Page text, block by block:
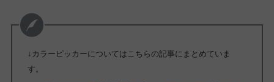
↓カラーピッカーについてはこちらの記事にまとめていま
す。